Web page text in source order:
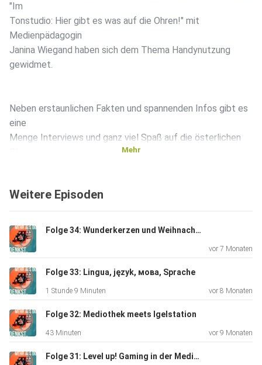
"Im
Tonstudio: Hier gibt es was auf die Ohren!" mit
Medienpädagogin
Janina Wiegand haben sich dem Thema Handynutzung
gewidmet.
Neben erstaunlichen Fakten und spannenden Infos gibt es
eine
Menge Interviews und ganz viel Spaß auf die österlichen
Mit dabei: Robin, Leon, Mila, Annika, Ecrin, Su, Semih, Ahmet
Finja.
Mehr
Weitere Episoden
Folge 34: Wunderkerzen und Weihnachtskugeln
vor 7 Monaten
Folge 33: Lingua, język, мова, Sprache
1 Stunde 9 Minuten vor 8 Monaten
Folge 32: Mediothek meets Igelstation
43 Minuten vor 9 Monaten
Folge 31: Level up! Gaming in der Mediothek